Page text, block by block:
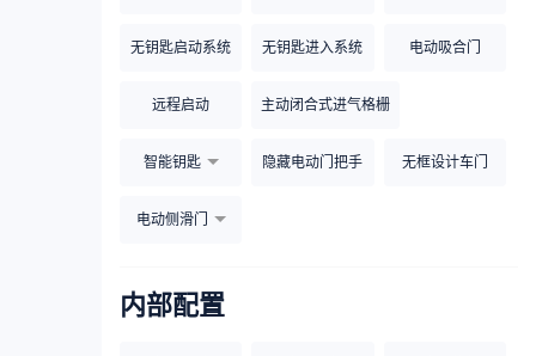
无钥匙启动系统 无钥匙进入系统 电动吸合门
远程启动 主动闭合式进气格栅
智能钥匙 隐藏电动门把手 无框设计车门
电动侧滑门
内部配置